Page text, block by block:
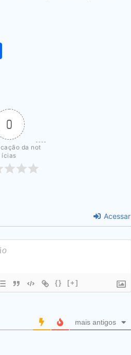
0
da not
ícias
Acessar
{} [+]
mais antigos